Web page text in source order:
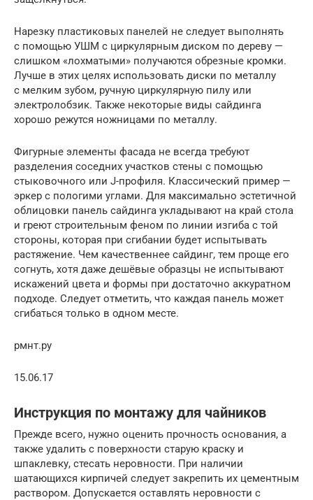
Нарезку пластиковых панелей не следует выполнять
с помощью УШМ с циркулярным диском по дереву —
слишком «лохматыми» получаются обрезные кромки.
Лучше в этих целях использовать диски по металлу
с мелким зубом, ручную циркулярную пилу или
электролобзик. Также некоторые виды сайдинга
хорошо режутся ножницами по металлу.
Фигурные элементы фасада не всегда требуют
разделения соседних участков стены с помощью
стыковочного или J-профиля. Классический пример —
эркер с пологими углами. Для максимально эстетичной
облицовки панель сайдинга укладывают на край стола
и греют строительным феном по линии изгиба с той
стороны, которая при сгибании будет испытывать
растяжение. Чем качественнее сайдинг, тем проще его
согнуть, хотя даже дешёвые образцы не испытывают
искажений цвета и формы при достаточно аккуратном
подходе. Следует отметить, что каждая панель может
сгибаться только в одном месте.
рмнт.ру
15.06.17
Инструкция по монтажу для чайников
Прежде всего, нужно оценить прочность основания, а
также удалить с поверхности старую краску и
шпаклевку, стесать неровности. При наличии
шатающихся кирпичей следует закрепить их цементным
раствором. Допускается оставлять неровности с